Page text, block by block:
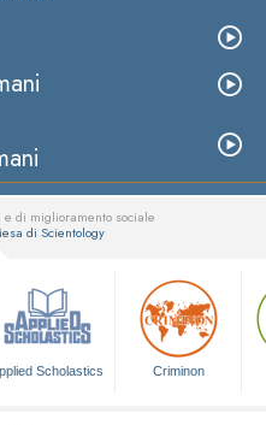
di miglioramento sociale
di Scientology
Scholastics Criminon